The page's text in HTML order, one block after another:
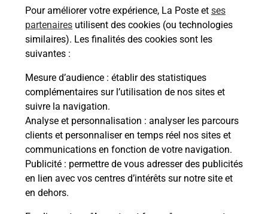
Pour améliorer votre expérience, La Poste et ses
partenaires utilisent des cookies (ou technologies
similaires). Les finalités des cookies sont les
suivantes :
Mesure d’audience : établir des statistiques
complémentaires sur l’utilisation de nos sites et
suivre la navigation.
Analyse et personnalisation : analyser les parcours
clients et personnaliser en temps réel nos sites et
communications en fonction de votre navigation.
Publicité : permettre de vous adresser des publicités
en lien avec vos centres d’intérêts sur notre site et
en dehors.
En savoir plus
Malin !
La Poste
en ligne
Ouvert 24h/24
En savoir plus